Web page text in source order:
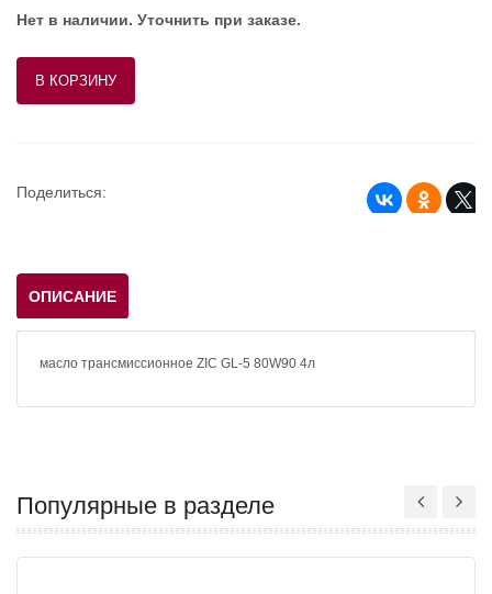
Нет в наличии. Уточнить при заказе.
Поделиться:
ОПИСАНИЕ
масло трансмиссионное ZIC GL-5 80W90 4л
Популярные в разделе